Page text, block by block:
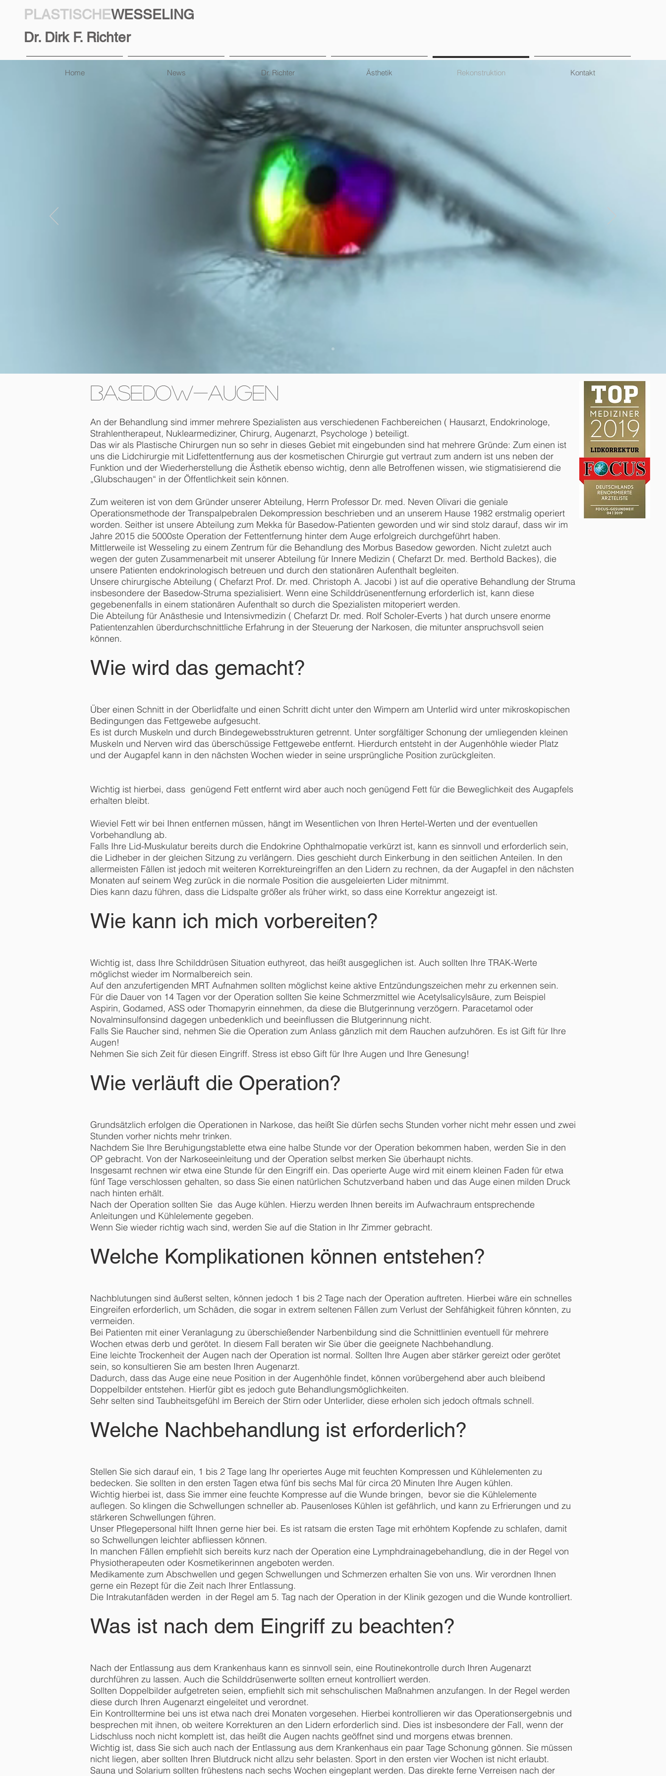
PLASTISCHEWESSELING
Dr. Dirk F. Richter
Home News Dr. Richter Ästhetik Rekonstruktion Kontakt
Basedow-Augen
An der Behandlung sind immer mehrere Spezialisten aus verschiedenen Fachbereichen ( Hausarzt, Endokrinologe,
Strahlentherapeut, Nuklearmediziner, Chirurg, Augenarzt, Psychologe ) beteiligt.
Das wir als Plastische Chirurgen nun so sehr in dieses Gebiet mit eingebunden sind hat mehrere Gründe: Zum einen ist
uns die Lidchirurgie mit Lidfettentfernung aus der kosmetischen Chirurgie gut vertraut zum andern ist uns neben der
Funktion und der Wiederherstellung die Ästhetik ebenso wichtig, denn alle Betroffenen wissen, wie stigmatisierend die
„Glubschaugen“ in der Öffentlichkeit sein können.
Zum weiteren ist von dem Gründer unserer Abteilung, Herrn Professor Dr. med. Neven Olivari die geniale
Operationsmethode der Transpalpebralen Dekompression beschrieben und an unserem Hause 1982 erstmalig operiert
worden. Seither ist unsere Abteilung zum Mekka für Basedow-Patienten geworden und wir sind stolz darauf, dass wir im
Jahre 2015 die 5000ste Operation der Fettentfernung hinter dem Auge erfolgreich durchgeführt haben.
Mittlerweile ist Wesseling zu einem Zentrum für die Behandlung des Morbus Basedow geworden. Nicht zuletzt auch
wegen der guten Zusammenarbeit mit unserer Abteilung für Innere Medizin ( Chefarzt Dr. med. Berthold Backes), die
unsere Patienten endokrinologisch betreuen und durch den stationären Aufenthalt begleiten.
Unsere chirurgische Abteilung ( Chefarzt Prof. Dr. med. Christoph A. Jacobi ) ist auf die operative Behandlung der Struma
insbesondere der Basedow-Struma spezialisiert. Wenn eine Schilddrüsenentfernung erforderlich ist, kann diese
gegebenenfalls in einem stationären Aufenthalt so durch die Spezialisten mitoperiert werden.
Die Abteilung für Anästhesie und Intensivmedizin ( Chefarzt Dr. med. Rolf Scholer-Everts ) hat durch unsere enorme
Patientenzahlen überdurchschnittliche Erfahrung in der Steuerung der Narkosen, die mitunter anspruchsvoll seien
können.
Wie wird das gemacht?
Über einen Schnitt in der Oberlidfalte und einen Schritt dicht unter den Wimpern am Unterlid wird unter mikroskopischen
Bedingungen das Fettgewebe aufgesucht.
Es ist durch Muskeln und durch Bindegewebsstrukturen getrennt. Unter sorgfältiger Schonung der umliegenden kleinen
Muskeln und Nerven wird das überschüssige Fettgewebe entfernt. Hierdurch entsteht in der Augenhöhle wieder Platz
und der Augapfel kann in den nächsten Wochen wieder in seine ursprüngliche Position zurückgleiten.
Wichtig ist hierbei, dass genügend Fett entfernt wird aber auch noch genügend Fett für die Beweglichkeit des Augapfels
erhalten bleibt.
Wieviel Fett wir bei Ihnen entfernen müssen, hängt im Wesentlichen von Ihren Hertel-Werten und der eventuellen
Vorbehandlung ab.
Falls Ihre Lid-Muskulatur bereits durch die Endokrine Ophthalmopatie verkürzt ist, kann es sinnvoll und erforderlich sein,
die Lidheber in der gleichen Sitzung zu verlängern. Dies geschieht durch Einkerbung in den seitlichen Anteilen. In den
allermeisten Fällen ist jedoch mit weiteren Korrektureingriffen an den Lidern zu rechnen, da der Augapfel in den nächsten
Monaten auf seinem Weg zurück in die normale Position die ausgeleierten Lider mitnimmt.
Dies kann dazu führen, dass die Lidspalte größer als früher wirkt, so dass eine Korrektur angezeigt ist.
Wie kann ich mich vorbereiten?
Wichtig ist, dass Ihre Schilddrüsen Situation euthyreot, das heißt ausgeglichen ist. Auch sollten Ihre TRAK-Werte
möglichst wieder im Normalbereich sein.
Auf den anzufertigenden MRT Aufnahmen sollten möglichst keine aktive Entzündungszeichen mehr zu erkennen sein.
Für die Dauer von 14 Tagen vor der Operation sollten Sie keine Schmerzmittel wie Acetylsalicylsäure, zum Beispiel
Aspirin, Godamed, ASS oder Thomapyrin einnehmen, da diese die Blutgerinnung verzögern. Paracetamol oder
Novalminsulfonsind dagegen unbedenklich und beeinflussen die Blutgerinnung nicht.
Falls Sie Raucher sind, nehmen Sie die Operation zum Anlass gänzlich mit dem Rauchen aufzuhören. Es ist Gift für Ihre
Augen!
Nehmen Sie sich Zeit für diesen Eingriff. Stress ist ebso Gift für Ihre Augen und Ihre Genesung!
Wie verläuft die Operation?
Grundsätzlich erfolgen die Operationen in Narkose, das heißt Sie dürfen sechs Stunden vorher nicht mehr essen und zwei
Stunden vorher nichts mehr trinken.
Nachdem Sie Ihre Beruhigungstablette etwa eine halbe Stunde vor der Operation bekommen haben, werden Sie in den
OP gebracht. Von der Narkoseeinleitung und der Operation selbst merken Sie überhaupt nichts.
Insgesamt rechnen wir etwa eine Stunde für den Eingriff ein. Das operierte Auge wird mit einem kleinen Faden für etwa
fünf Tage verschlossen gehalten, so dass Sie einen natürlichen Schutzverband haben und das Auge einen milden Druck
nach hinten erhält.
Nach der Operation sollten Sie das Auge kühlen. Hierzu werden Ihnen bereits im Aufwachraum entsprechende
Anleitungen und Kühlelemente gegeben.
Wenn Sie wieder richtig wach sind, werden Sie auf die Station in Ihr Zimmer gebracht.
Welche Komplikationen können entstehen?
Nachblutungen sind äußerst selten, können jedoch 1 bis 2 Tage nach der Operation auftreten. Hierbei wäre ein schnelles
Eingreifen erforderlich, um Schäden, die sogar in extrem seltenen Fällen zum Verlust der Sehfähigkeit führen könnten, zu
vermeiden.
Bei Patienten mit einer Veranlagung zu überschießender Narbenbildung sind die Schnittlinien eventuell für mehrere
Wochen etwas derb und gerötet. In diesem Fall beraten wir Sie über die geeignete Nachbehandlung.
Eine leichte Trockenheit der Augen nach der Operation ist normal. Sollten Ihre Augen aber stärker gereizt oder gerötet
sein, so konsultieren Sie am besten Ihren Augenarzt.
Dadurch, dass das Auge eine neue Position in der Augenhöhle findet, können vorübergehend aber auch bleibend
Doppelbilder entstehen. Hierfür gibt es jedoch gute Behandlungsmöglichkeiten.
Sehr selten sind Taubheitsgefühl im Bereich der Stirn oder Unterlider, diese erholen sich jedoch oftmals schnell.
Welche Nachbehandlung ist erforderlich?
Stellen Sie sich darauf ein, 1 bis 2 Tage lang Ihr operiertes Auge mit feuchten Kompressen und Kühlelementen zu
bedecken. Sie sollten in den ersten Tagen etwa fünf bis sechs Mal für circa 20 Minuten Ihre Augen kühlen.
Wichtig hierbei ist, dass Sie immer eine feuchte Kompresse auf die Wunde bringen, bevor sie die Kühlelemente
auflegen. So klingen die Schwellungen schneller ab. Pausenloses Kühlen ist gefährlich, und kann zu Erfrierungen und zu
stärkeren Schwellungen führen.
Unser Pflegepersonal hilft Ihnen gerne hier bei. Es ist ratsam die ersten Tage mit erhöhtem Kopfende zu schlafen, damit
so Schwellungen leichter abfliessen können.
In manchen Fällen empfiehlt sich bereits kurz nach der Operation eine Lymphdrainagebehandlung, die in der Regel von
Physiotherapeuten oder Kosmetikerinnen angeboten werden.
Medikamente zum Abschwellen und gegen Schwellungen und Schmerzen erhalten Sie von uns. Wir verordnen Ihnen
gerne ein Rezept für die Zeit nach Ihrer Entlassung.
Die Intrakutanfäden werden in der Regel am 5. Tag nach der Operation in der Klinik gezogen und die Wunde kontrolliert.
Was ist nach dem Eingriff zu beachten?
Nach der Entlassung aus dem Krankenhaus kann es sinnvoll sein, eine Routinekontrolle durch Ihren Augenarzt
durchführen zu lassen. Auch die Schilddrüsenwerte sollten erneut kontrolliert werden.
Sollten Doppelbilder aufgetreten seien, empfiehlt sich mit sehschulischen Maßnahmen anzufangen. In der Regel werden
diese durch Ihren Augenarzt eingeleitet und verordnet.
Ein Kontrolltermine bei uns ist etwa nach drei Monaten vorgesehen. Hierbei kontrollieren wir das Operationsergebnis und
besprechen mit ihnen, ob weitere Korrekturen an den Lidern erforderlich sind. Dies ist insbesondere der Fall, wenn der
Lidschluss noch nicht komplett ist, das heißt die Augen nachts geöffnet sind und morgens etwas brennen.
Wichtig ist, dass Sie sich auch nach der Entlassung aus dem Krankenhaus ein paar Tage Schonung gönnen. Sie müssen
nicht liegen, aber sollten Ihren Blutdruck nicht allzu sehr belasten. Sport in den ersten vier Wochen ist nicht erlaubt.
Sauna und Solarium sollten frühestens nach sechs Wochen eingeplant werden. Das direkte ferne Verreisen nach der